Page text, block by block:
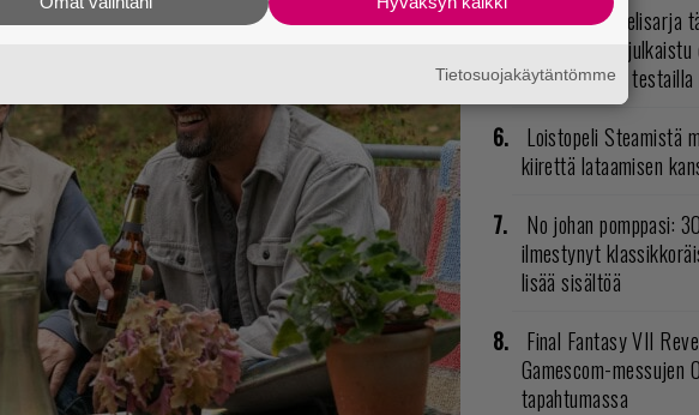
Rakastettu pelisarja
vuonna 2012
muita osia voi
Loistopeli Steamistä
kiirettä lataamisen
No johan pomppasi:
ilmestynyt
lisää sisältöä
Final Fantasy VII
Gamescom-messujen
tapahtumassa
Tietosuojakäytäntömme